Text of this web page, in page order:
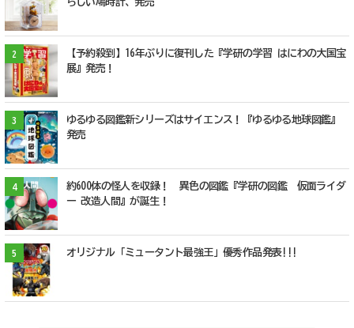
らしい鳩時計、発売
2
【予約殺到】16年ぶりに復刊した『学研の学習 はにわの大国宝
展』発売！
3
ゆるゆる図鑑新シリーズはサイエンス！『ゆるゆる地球図鑑』
発売
4
約600体の怪人を収録！ 異色の図鑑『学研の図鑑 仮面ライダ
ー 改造人間』が誕生！
5 オリジナル「ミュータント最強王」優秀作品発表!!!